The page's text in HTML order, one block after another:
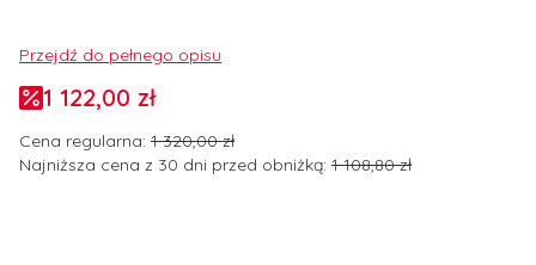
Przejdź do pełnego opisu
1 122,00 zł
Cena regularna: 1 320,00 zł
Najniższa cena z 30 dni przed obniżką: 1 108,80 zł